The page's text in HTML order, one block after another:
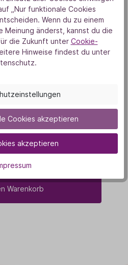
Shampoo
9,90 €
Warenkorb
„Nur funktionale Cookies
Wenn du zu einem
änderst, kannst du die
die Zukunft unter Cookie-
Hinweise findest du unter
Cookies akzeptieren
akzeptieren